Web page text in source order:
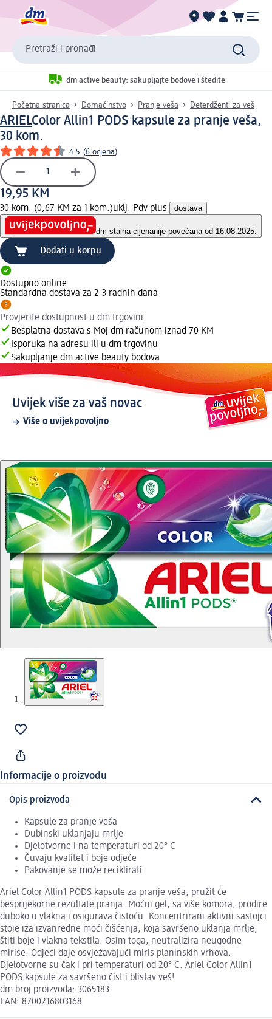
Pretraži i pronađi
dm active beauty: sakupljajte bodove i štedite
Početna stranica Domaćinstvo Pranje veša Deterdženti za veš
ARIELColor Allin1 PODS kapsule za pranje veša,
30 kom.
4.5 (6 ocjena)
19,95 KM
30 kom. (0,67 KM za 1 kom.)uklj. Pdv plus dostava
dm stalna cijenanije povećana od 16.08.2025.
Dodati u korpu
Dostupno online
Standardna dostava za 2-3 radnih dana
Provjerite dostupnost u dm trgovini
Besplatna dostava s Moj dm računom iznad 70 KM
Isporuka na adresu ili u dm trgovinu
Sakupljanje dm active beauty bodova
Uvijek više za vaš novac
Više o uvijekpovoljno
Informacije o proizvodu
Opis proizvoda
Kapsule za pranje veša
Dubinski uklanjaju mrlje
Djelotvorne i na temperaturi od 20° C
Čuvaju kvalitet i boje odjeće
Pakovanje se može reciklirati
Ariel Color Allin1 PODS kapsule za pranje veša, pružit će
besprijekorne rezultate pranja. Moćni gel, sa više komora, prodire
duboko u vlakna i osigurava čistoću. Koncentrirani aktivni sastojci
stoje iza izvanredne moći čišćenja, koja savršeno uklanja mrlje,
štiti boje i vlakna tekstila. Osim toga, neutralizira neugodne
mirise. Odjeći daje osvježavajući miris planinskih vrhova.
Djelotvorne su čak i pri temperaturi od 20° C. Ariel Color Allin1
PODS kapsule za savršeno čist i blistav veš!
dm broj proizvoda: 3065183
EAN: 8700216803168